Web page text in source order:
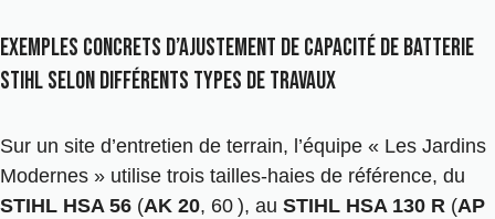
Exemples concrets d’ajustement de capacité de batterie
Stihl selon différents types de travaux
Sur un site d’entretien de terrain, l’équipe « Les Jardins
Modernes » utilise trois tailles-haies de référence, du
STIHL HSA 56 (AK 20, 60 ), au STIHL HSA 130 R (AP